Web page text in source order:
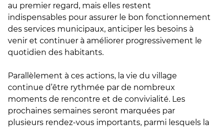
au premier regard, mais elles restent
indispensables pour assurer le bon fonctionnement
des services municipaux, anticiper les besoins à
venir et continuer à améliorer progressivement le
quotidien des habitants.
Parallèlement à ces actions, la vie du village
continue d’être rythmée par de nombreux
moments de rencontre et de convivialité. Les
prochaines semaines seront marquées par
plusieurs rendez-vous importants, parmi lesquels la